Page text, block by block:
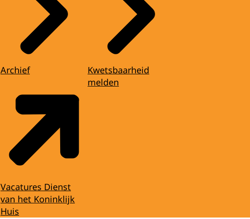
Archief
Vacatures Dienst
van het Koninklijk
Huis
Kwetsbaarheid
melden